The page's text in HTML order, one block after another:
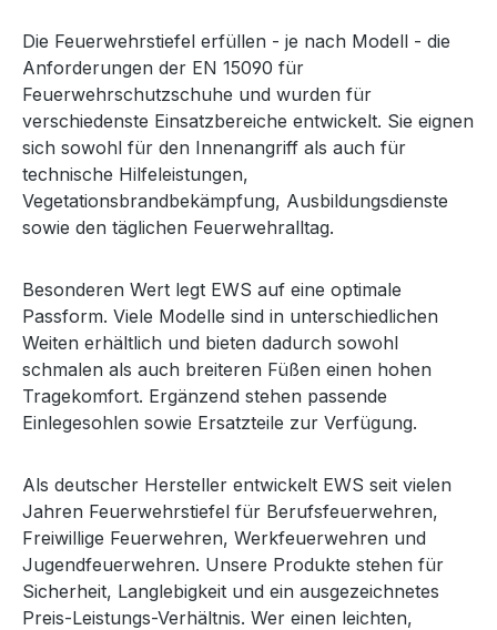
Die Feuerwehrstiefel erfüllen - je nach Modell - die
Anforderungen der EN 15090 für
Feuerwehrschutzschuhe und wurden für
verschiedenste Einsatzbereiche entwickelt. Sie eignen
sich sowohl für den Innenangriff als auch für
technische Hilfeleistungen,
Vegetationsbrandbekämpfung, Ausbildungsdienste
sowie den täglichen Feuerwehralltag.
Besonderen Wert legt EWS auf eine optimale
Passform. Viele Modelle sind in unterschiedlichen
Weiten erhältlich und bieten dadurch sowohl
schmalen als auch breiteren Füßen einen hohen
Tragekomfort. Ergänzend stehen passende
Einlegesohlen sowie Ersatzteile zur Verfügung.
Als deutscher Hersteller entwickelt EWS seit vielen
Jahren Feuerwehrstiefel für Berufsfeuerwehren,
Freiwillige Feuerwehren, Werkfeuerwehren und
Jugendfeuerwehren. Unsere Produkte stehen für
Sicherheit, Langlebigkeit und ein ausgezeichnetes
Preis-Leistungs-Verhältnis. Wer einen leichten,